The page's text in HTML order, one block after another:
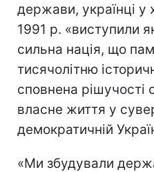
держави, українці у
1991 р. «виступили
сильна нація, що
тисячолітню
сповнена рішучості
власне життя у
демократичній
«Ми збудували